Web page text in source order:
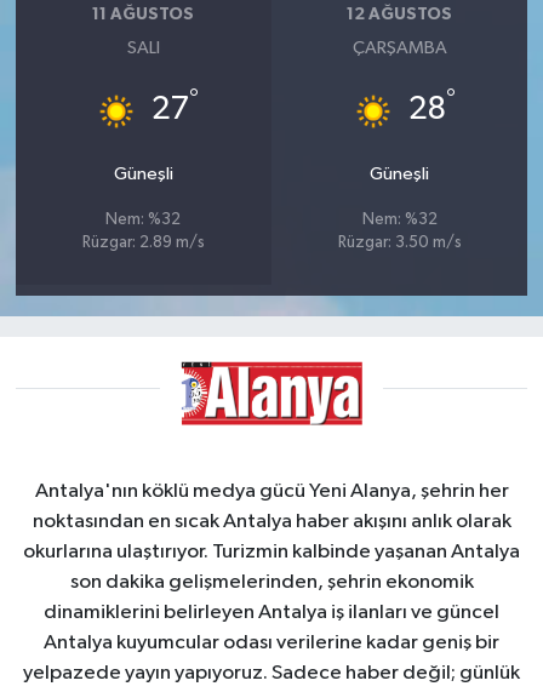
11 AĞUSTOS
SALI
27°
Güneşli
Nem: %32
Rüzgar: 2.89 m/s
12 AĞUSTOS
ÇARŞAMBA
28°
Güneşli
Nem: %32
Rüzgar: 3.50 m/s
Antalya'nın köklü medya gücü Yeni Alanya, şehrin her
noktasından en sıcak Antalya haber akışını anlık olarak
okurlarına ulaştırıyor. Turizmin kalbinde yaşanan Antalya
son dakika gelişmelerinden, şehrin ekonomik
dinamiklerini belirleyen Antalya iş ilanları ve güncel
Antalya kuyumcular odası verilerine kadar geniş bir
yelpazede yayın yapıyoruz. Sadece haber değil; günlük